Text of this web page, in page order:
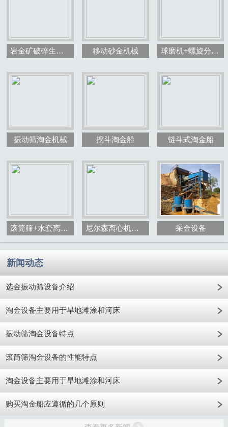
岩金矿破碎生产线效果图 移动砂金机械 球磨机+螺旋分级机
振动筛淘金机械 挖斗淘金船 链斗式淘金船
滚筒筛+水套离心机+砂金选矿设备 尼尔森离心机选金设备 采金设备
新闻动态
选金振动筛设备介绍
淘金设备主要用于旱地滩涂和河床
振动筛淘金设备特点
滚筒筛淘金设备的性能特点
淘金设备主要用于旱地滩涂和河床
购买淘金船应遵循的几个原则